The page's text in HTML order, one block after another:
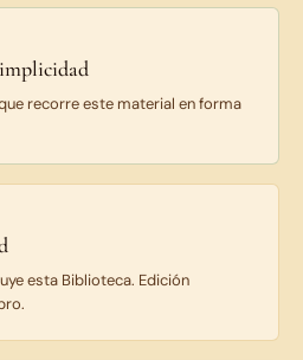
recorre este material en forma
esta Biblioteca. Edición